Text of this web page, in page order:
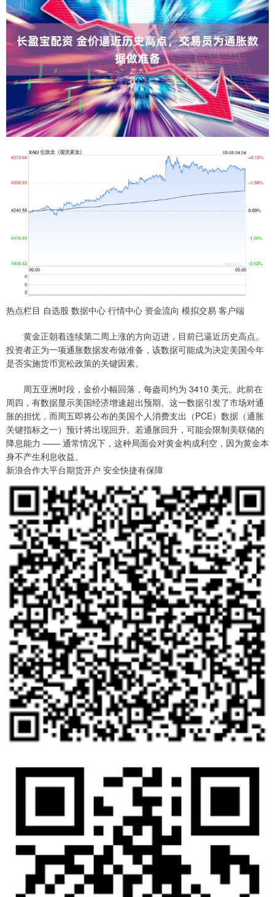
热点栏目 自选股 数据中心 行情中心 资金流向 模拟交易 客户端
黄金正朝着连续第二周上涨的方向迈进，目前已逼近历史高点。
投资者正为一项通胀数据发布做准备，该数据可能成为决定美国今年
是否实施货币宽松政策的关键因素。
周五亚洲时段，金价小幅回落，每盎司约为 3410 美元。此前在
周四，有数据显示美国经济增速超出预期。这一数据引发了市场对通
胀的担忧，而周五即将公布的美国个人消费支出（PCE）数据（通胀
关键指标之一）预计将出现回升。若通胀回升，可能会限制美联储的
降息能力 —— 通常情况下，这种局面会对黄金构成利空，因为黄金本
身不产生利息收益。
新浪合作大平台期货开户 安全快捷有保障